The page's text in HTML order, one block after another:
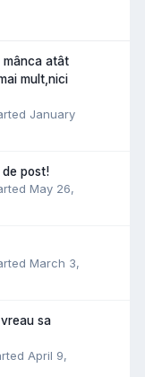
mânca atât
mult,nici
January
de post!
May 26,
March 3,
sa
April 9,